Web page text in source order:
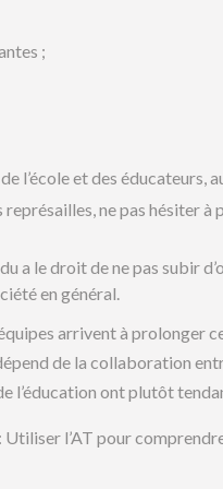
;
l’école et des éducateurs,
ne pas hésiter
a le droit de ne pas subir
en général.
arrivent à prolonger
de la collaboration
l’éducation ont plutôt
l’AT pour